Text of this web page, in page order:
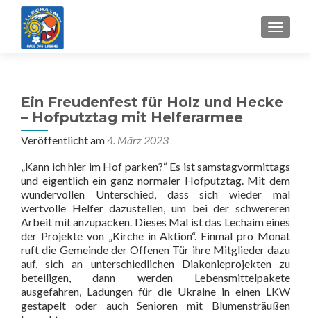
MENU
Ein Freudenfest für Holz und Hecke
– Hofputztag mit Helferarmee
Veröffentlicht am4. März 2023
„Kann ich hier im Hof parken?“ Es ist samstagvormittags
und eigentlich ein ganz normaler Hofputztag. Mit dem
wundervollen Unterschied, dass sich wieder mal
wertvolle Helfer dazustellen, um bei der schwereren
Arbeit mit anzupacken. Dieses Mal ist das Lechaim eines
der Projekte von „Kirche in Aktion“. Einmal pro Monat
ruft die Gemeinde der Offenen Tür ihre Mitglieder dazu
auf, sich an unterschiedlichen Diakonieprojekten zu
beteiligen, dann werden Lebensmittelpakete
ausgefahren, Ladungen für die Ukraine in einen LKW
gestapelt oder auch Senioren mit Blumensträußen